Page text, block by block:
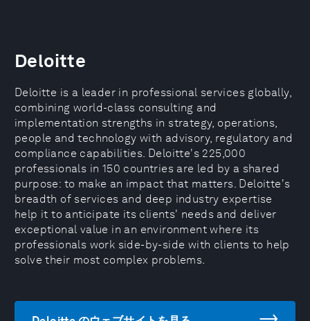
Deloitte
Deloitte is a leader in professional services globally,
combining world-class consulting and
implementation strengths in strategy, operations,
people and technology with advisory, regulatory and
compliance capabilities. Deloitte's 225,000
professionals in 150 countries are led by a shared
purpose: to make an impact that matters. Deloitte's
breadth of services and deep industry expertise
help it to anticipate its clients' needs and deliver
exceptional value in an environment where its
professionals work side-by-side with clients to help
solve their most complex problems.